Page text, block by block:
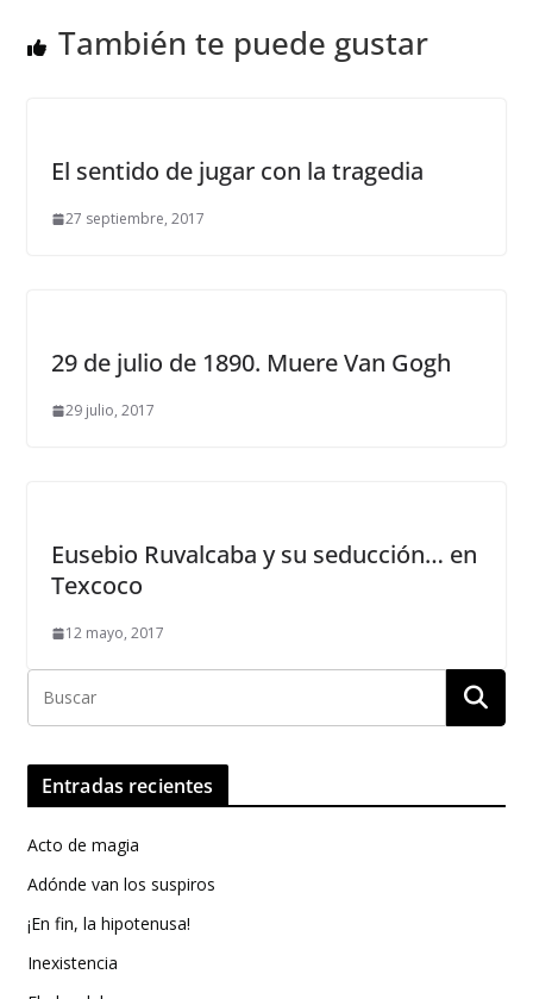
También te puede gustar
El sentido de jugar con la tragedia
27 septiembre, 2017
29 de julio de 1890. Muere Van Gogh
29 julio, 2017
Eusebio Ruvalcaba y su seducción… en
Texcoco
12 mayo, 2017
Entradas recientes
Acto de magia
Adónde van los suspiros
¡En fin, la hipotenusa!
Inexistencia